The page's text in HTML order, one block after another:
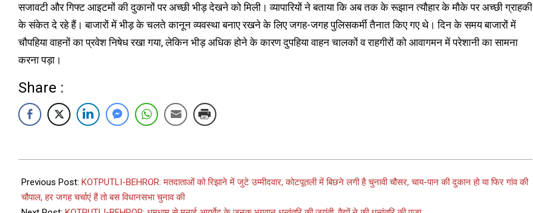
सजावटी और गिफ्ट आइटमों की दुकानों पर अच्छी भीड़ देखने को मिली। व्यापारियों ने बताया कि अब तक के रूझान त्यौहार के मौके पर अच्छी ग्राहकी
के संकेत दे रहे हैं। बाजारों में भीड़ के चलते कानून व्यवस्था बनाए रखने के लिए जगह-जगह पुलिसकर्मी तैनात किए गए थे। दिन के समय बाजारों में
चौपहिया वाहनों का प्रवेश निषेध रखा गया, लेकिन भीड़ अधिक होने के कारण दुपहिया वाहन चालकों व राहगीरों को आवागमन में परेशानी का सामना
करना पड़ा।
Share :
Previous Post: KOTPUTLI-BEHROR: मतदाताओं को रिझाने में जुटे उम्मीदवार, कोटपूतली में बिछने लगी है चुनावी चौसर, चाय-पान की दुकान हो या फिर गांव की
चौपाल, हर जगह चर्चाएं हैं तो बस विधानसभा चुनाव की